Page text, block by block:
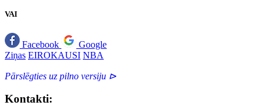
VAI
Facebook
Google
Ziņas EIROKAUSI NBA
Pārslēgties uz pilno versiju ⊳
Kontakti: